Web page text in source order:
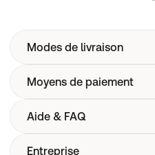
Modes de livraison
Moyens de paiement
Aide & FAQ
FAQ
Entreprise